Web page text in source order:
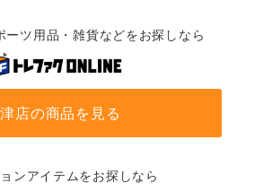
ーツ用品・雑貨などをお探しなら
店の商品を見る
ンアイテムをお探しなら